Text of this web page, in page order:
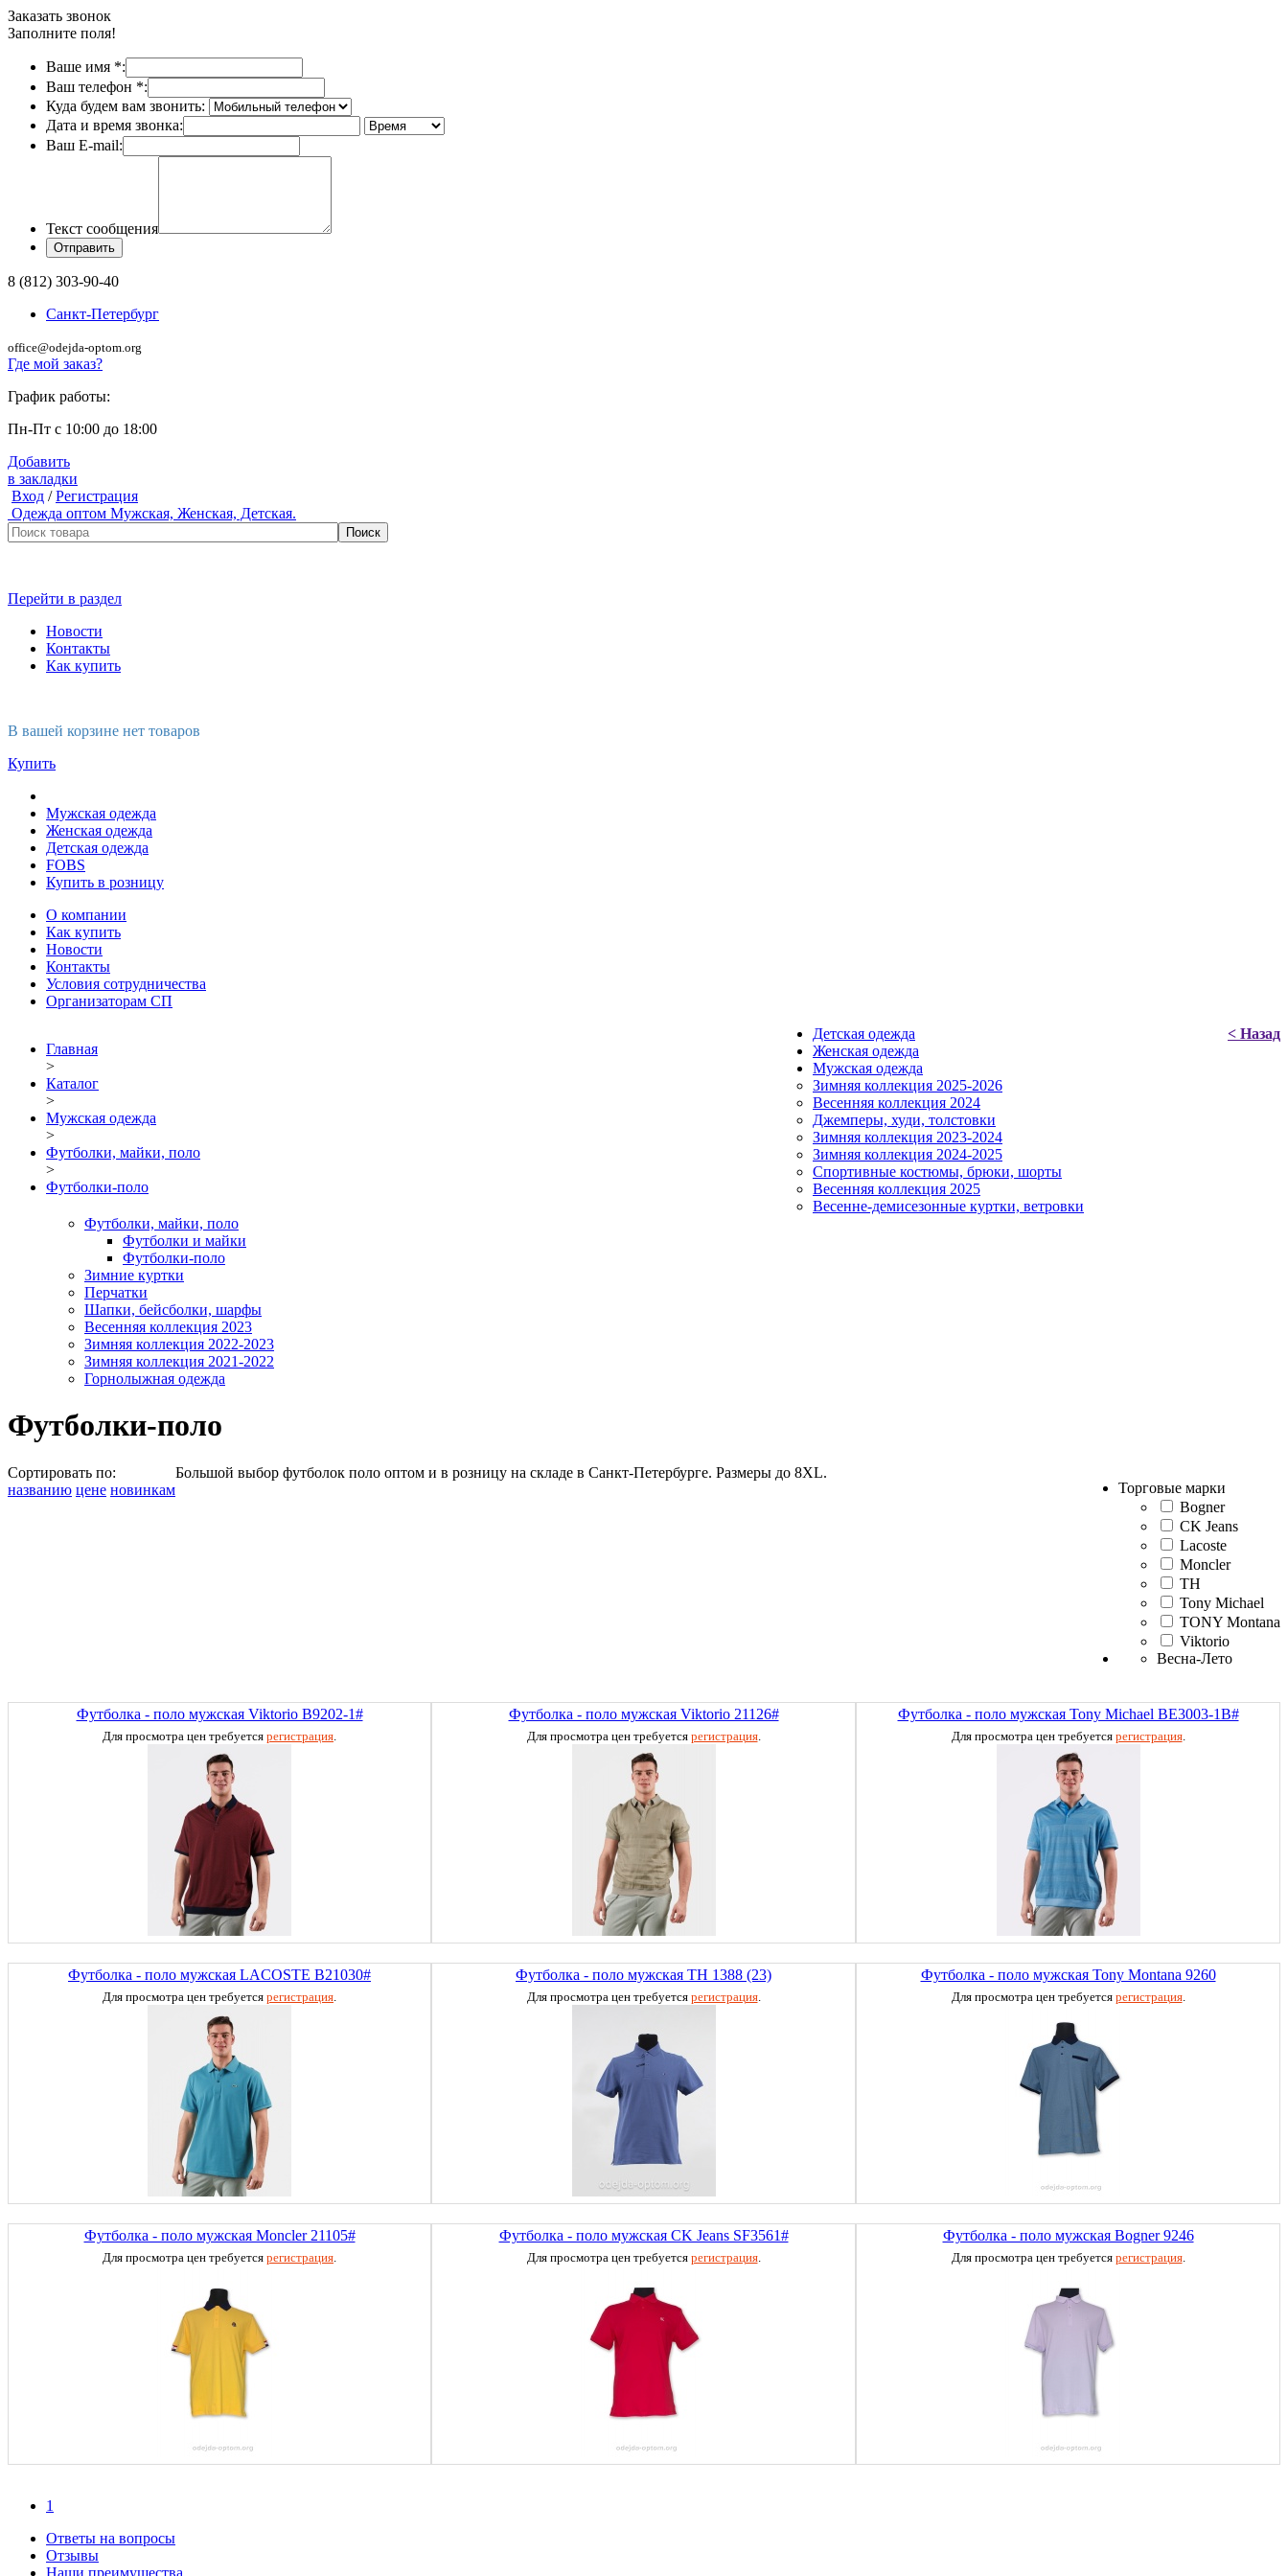
Заказать звонок
Заполните поля!
Ваше имя *:
Ваш телефон *:
Куда будем вам звонить:
Дата и время звонка:
Ваш E-mail:
Текст сообщения
8 (812) 303-90-40
Санкт-Петербург
office@odejda-optom.org
Где мой заказ?
График работы:
Пн-Пт с 10:00 до 18:00
Добавить
в закладки
Вход /Регистрация
Одежда оптом Мужская, Женская, Детская.
Перейти в раздел
Новости
Контакты
Как купить
В вашей корзине нет товаров
Купить
Мужская одежда
Женская одежда
Детская одежда
FOBS
Купить в розницу
О компании
Как купить
Новости
Контакты
Условия сотрудничества
Организаторам СП
Главная
>
Каталог
>
Мужская одежда
>
Футболки, майки, поло
>
Футболки-поло
< Назад
Детская одежда
Женская одежда
Мужская одежда
Зимняя коллекция 2025-2026
Весенняя коллекция 2024
Джемперы, худи, толстовки
Зимняя коллекция 2023-2024
Зимняя коллекция 2024-2025
Спортивные костюмы, брюки, шорты
Весенняя коллекция 2025
Весенне-демисезонные куртки, ветровки
Футболки, майки, поло
Футболки и майки
Футболки-поло
Зимние куртки
Перчатки
Шапки, бейсболки, шарфы
Весенняя коллекция 2023
Зимняя коллекция 2022-2023
Зимняя коллекция 2021-2022
Горнолыжная одежда
Футболки-поло
Сортировать по:
названию цене новинкам
Торговые марки
Bogner
CK Jeans
Lacoste
Moncler
TH
Tony Michael
TONY Montana
Viktorio
Весна-Лето
Большой выбор футболок поло оптом и в розницу на складе в Санкт-Петербурге. Размеры до 8XL.
Футболка - поло мужская Viktorio B9202-1#
Для просмотра цен требуется регистрация
Футболка - поло мужская Viktorio 21126#
Для просмотра цен требуется регистрация.
Футболка - поло мужская Tony Michael BE3003-1B#
Для просмотра цен требуется регистрация.
Футболка - поло мужская LACOSTE B21030#
Для просмотра цен требуется регистрация
Футболка - поло мужская TH 1388 (23)
Для просмотра цен требуется регистрация.
Футболка - поло мужская Tony Montana 9260
Для просмотра цен требуется регистрация.
Футболка - поло мужская Moncler 21105#
Для просмотра цен требуется регистрация
Футболка - поло мужская CK Jeans SF3561#
Для просмотра цен требуется регистрация.
Футболка - поло мужская Bogner 9246
Для просмотра цен требуется регистрация.
1
Ответы на вопросы
Отзывы
Наши преимущества